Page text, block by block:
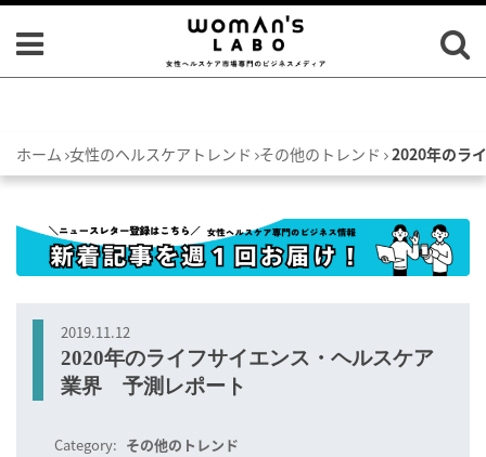
ホーム 女性のヘルスケアトレンド その他のトレンド 2020年のラ
2019.11.12
2020年のライフサイエンス・ヘルスケア
業界 予測レポート
Category: その他のトレンド